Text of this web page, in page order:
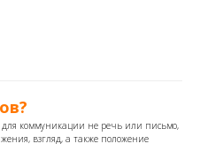
для коммуникации не речь или письмо,
взгляд, а также положение